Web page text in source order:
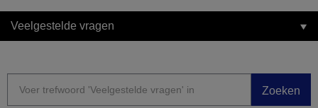
Veelgestelde vragen
Zoeken